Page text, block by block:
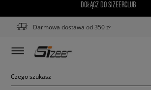
DOŁĄCZ DO SIZEERCLUB
Darmowa dostawa od 350 zł